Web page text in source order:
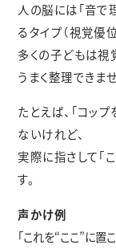
人の脳には「音で
るタイプ（視覚優位
多くの子どもは
うまく整理できませ
たとえば、「コッ
ないけれど、
実際に指さして「
す。
声かけ例
「これを“ここ”に置